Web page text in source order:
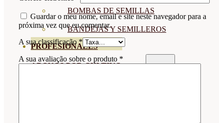
BOMBAS DE SEMILLAS
BANDEJAS Y SEMILLEROS
PROFESIONALES
ABONOS POR CULTIVO
Guardar o meu nome, email e site neste navegador para a
próxima vez que eu comentar.
A sua classificação *
A sua avaliação sobre o produto *